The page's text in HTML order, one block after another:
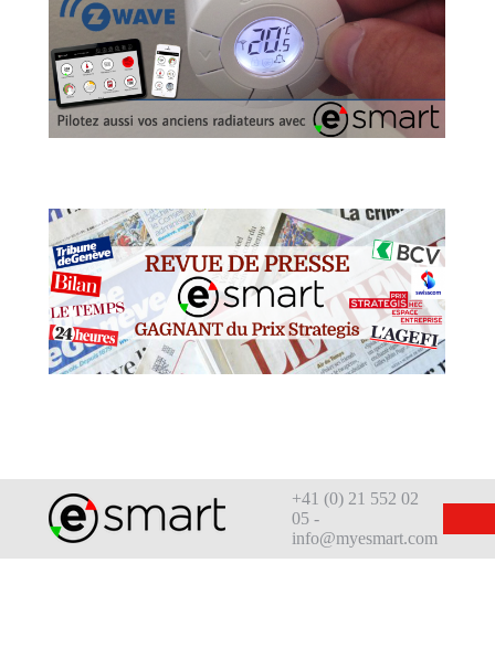
+41 (0) 21 552 02
05 -
info@myesmart.com